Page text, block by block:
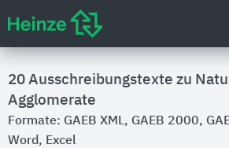
20 Ausschreibungstexte zu
Agglomerate
Formate: GAEB XML, GAEB 2000,
Word, Excel